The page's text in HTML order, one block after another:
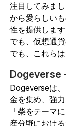
注目してみま
から愛らしい
性を提供しま
でも、仮想通
でも、これら
Dogeverse
Dogeverseは
金を集め、強
「柴をテーマ
産分野におけ